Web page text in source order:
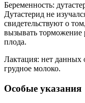
Беременность:
Дутастерид не
свидетельствуют о
вызывать торможение
плода.
Лактация: нет данных
грудное молоко.
Особые указания